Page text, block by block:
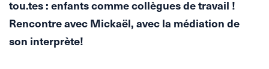
tou.tes : enfants comme collègues de travail !
Rencontre avec Mickaël, avec la médiation de
son interprète!